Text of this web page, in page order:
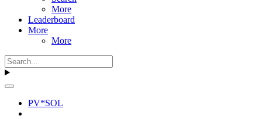
More
Leaderboard
More
More
PV*SOL